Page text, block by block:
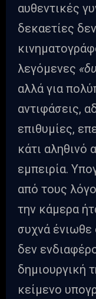
αυθεντικές
δεκαετίες
λεγόμενες
αλλά για
αντιφάσεις,
επιθυμίες,
κάτι αληθινό
εμπειρία.
από τους
την κάμερα
συχνά ένιωθε
δεν
δημιουργική
κείμενο